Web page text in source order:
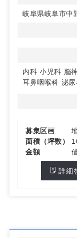
100㎡の広々と
す。クリニック
内科から美容外
域の多様なニー
様に貢献できま
岐阜県岐阜市中
内科 小児科 脳
耳鼻咽喉科 泌
募集区画
面積（坪数）
金額
詳細